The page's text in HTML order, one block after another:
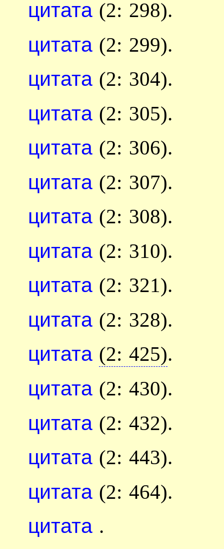
цитата (2: 298).
цитата (2: 299).
цитата (2: 304).
цитата (2: 305).
цитата (2: 306).
цитата (2: 307).
цитата (2: 308).
цитата (2: 310).
цитата (2: 321).
цитата (2: 328).
цитата (2: 425).
цитата (2: 430).
цитата (2: 432).
цитата (2: 443).
цитата (2: 464).
цитата .